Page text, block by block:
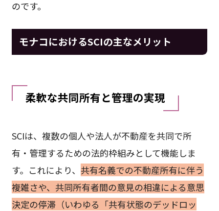
のです。
モナコにおけるSCIの主なメリット
柔軟な共同所有と管理の実現
SCIは、複数の個人や法人が不動産を共同で所
有・管理するための法的枠組みとして機能しま
す。これにより、 共有名義での不動産所有に伴う
複雑さや、共同所有者間の意見の相違による意思
決定の停滞（いわゆる「共有状態のデッドロッ